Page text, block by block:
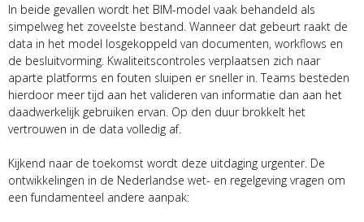
In beide gevallen wordt het BIM-model vaak behandeld als
simpelweg het zoveelste bestand. Wanneer dat gebeurt raakt de
data in het model losgekoppeld van documenten, workflows en
de besluitvorming. Kwaliteitscontroles verplaatsen zich naar
aparte platforms en fouten sluipen er sneller in. Teams besteden
hierdoor meer tijd aan het valideren van informatie dan aan het
daadwerkelijk gebruiken ervan. Op den duur brokkelt het
vertrouwen in de data volledig af.
Kijkend naar de toekomst wordt deze uitdaging urgenter. De
ontwikkelingen in de Nederlandse wet- en regelgeving vragen om
een fundamenteel andere aanpak: